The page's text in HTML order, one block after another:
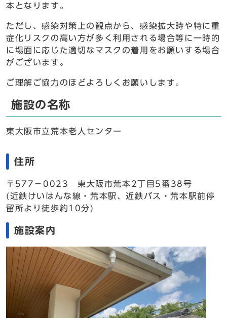
本となります。
ただし、感染対策上の観点から、感染拡大時や特に重
症化リスクの高い方が多く利用される場合等に一時的
に場面に応じた適切なマスクの着用をお願いする場合
がございます。
ご理解ご協力のほどよろしくお願いします。
施設の名称
東大阪市立荒本老人センター
住所
〒577－0023 東大阪市荒本2丁目5番38号
(近鉄けいはんな線・荒本駅、近鉄バス・荒本駅前停
留所より徒歩約10分)
施設案内